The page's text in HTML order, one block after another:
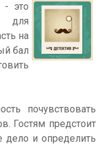
- это
для
на
бал
почувствовать
Гостям предстоит
дело и определить